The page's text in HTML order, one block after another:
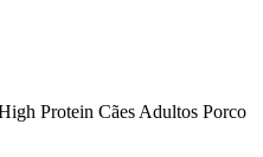
Protein Cães Adultos Porco